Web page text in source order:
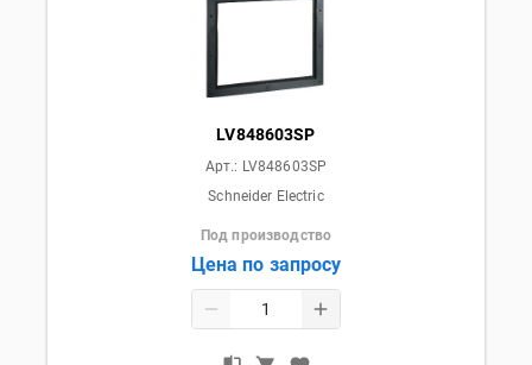
LV848603SP
Арт.: LV848603SP
Schneider Electric
Под производство
Цена по запросу